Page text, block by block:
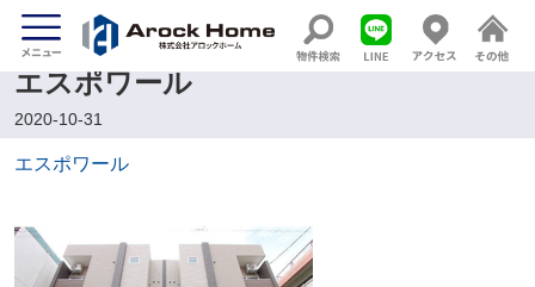
エスポワール
2020-10-31
エスポワール